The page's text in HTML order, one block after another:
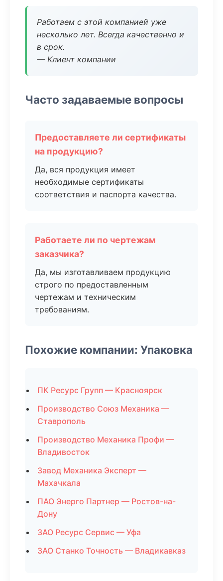
Работаем с этой компанией уже
несколько лет. Всегда качественно и
в срок.
— Клиент компании
Часто задаваемые вопросы
Предоставляете ли сертификаты
на продукцию?
Да, вся продукция имеет
необходимые сертификаты
соответствия и паспорта качества.
Работаете ли по чертежам
заказчика?
Да, мы изготавливаем продукцию
строго по предоставленным
чертежам и техническим
требованиям.
Похожие компании: Упаковка
ПК Ресурс Групп — Красноярск
Производство Союз Механика —
Ставрополь
Производство Механика Профи —
Владивосток
Завод Механика Эксперт —
Махачкала
ПАО Энерго Партнер — Ростов-на-
Дону
ЗАО Ресурс Сервис — Уфа
ЗАО Станко Точность — Владикавказ